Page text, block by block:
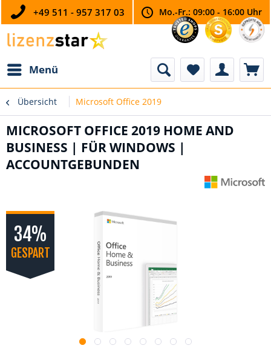
+49 511 - 957 317 03 Mo.-Fr.: 09:00 - 16:00 Uhr
Menü
Übersicht Microsoft Office 2019
MICROSOFT OFFICE 2019 HOME AND
BUSINESS | FÜR WINDOWS |
ACCOUNTGEBUNDEN
34%
GESPART